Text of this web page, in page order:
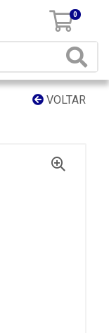
0
VOLTAR